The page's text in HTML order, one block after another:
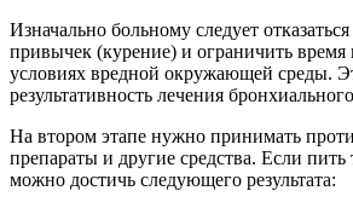
Изначально больному следует
привычек (курение) и ограничить время
условиях вредной окружающей среды.
результативность лечения
На втором этапе нужно принимать
препараты и другие средства. Если пить
можно достичь следующего результата: